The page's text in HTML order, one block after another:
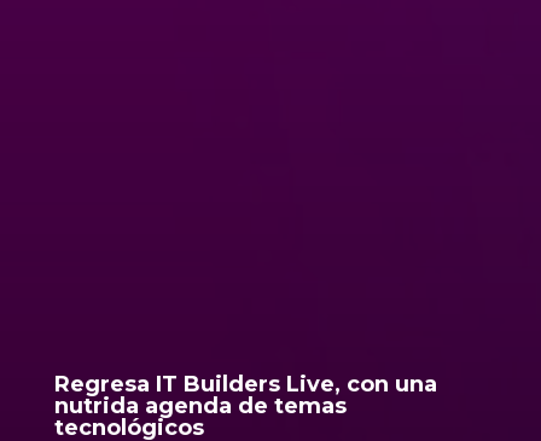
Regresa IT Builders Live, con una
nutrida agenda de temas
tecnológicos